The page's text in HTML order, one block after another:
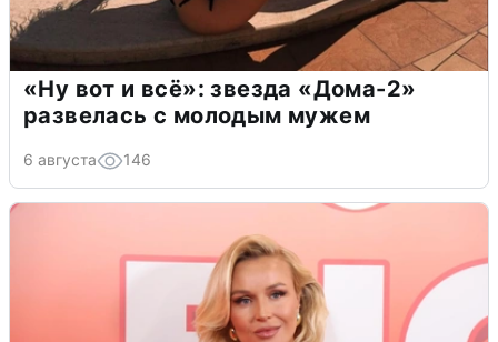
«Ну вот и всё»: звезда «Дома-2»
развелась с молодым мужем
6 августа 146